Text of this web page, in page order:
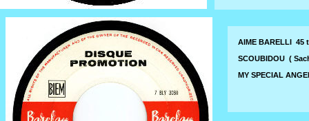
AIME BARELLI 45
SCOUBIDOU (
MY SPECIAL